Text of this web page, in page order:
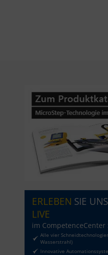
ERLEBEN SIE
LIVE
im
Alle vier
Wasserstrahl)
Innovative